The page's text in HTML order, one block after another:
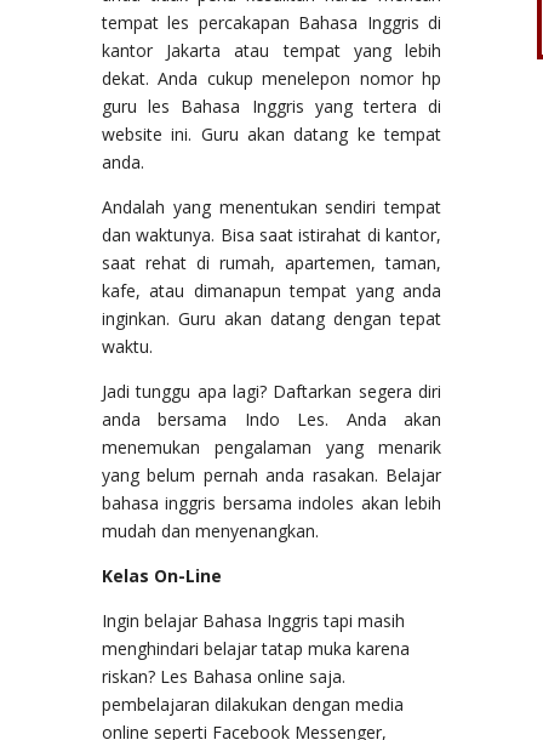
tempat les percakapan Bahasa Inggris di
kantor Jakarta atau tempat yang lebih
dekat. Anda cukup menelepon nomor hp
guru les Bahasa Inggris yang tertera di
website ini. Guru akan datang ke tempat
anda.
Andalah yang menentukan sendiri tempat
dan waktunya. Bisa saat istirahat di kantor,
saat rehat di rumah, apartemen, taman,
kafe, atau dimanapun tempat yang anda
inginkan. Guru akan datang dengan tepat
waktu.
Jadi tunggu apa lagi? Daftarkan segera diri
anda bersama Indo Les. Anda akan
menemukan pengalaman yang menarik
yang belum pernah anda rasakan. Belajar
bahasa inggris bersama indoles akan lebih
mudah dan menyenangkan.
Kelas On-Line
Ingin belajar Bahasa Inggris tapi masih
menghindari belajar tatap muka karena
riskan? Les Bahasa online saja.
pembelajaran dilakukan dengan media
online seperti Facebook Messenger,